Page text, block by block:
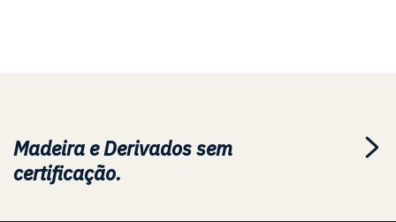
Madeira e Derivados sem
certificação.